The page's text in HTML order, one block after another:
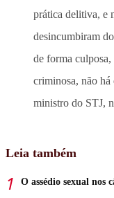
prática delitiva, e
desincumbiram
de forma culposa,
criminosa, não há
ministro do STJ,
Leia também
O assédio sexual nos